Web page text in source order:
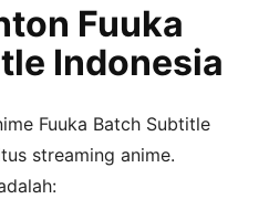
Fuuka
Indonesia
Fuuka Batch Subtitle
streaming anime.